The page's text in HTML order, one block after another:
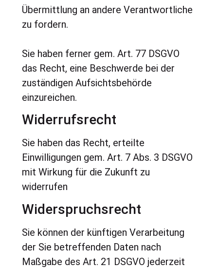
Übermittlung an andere Verantwortliche
zu fordern.
Sie haben ferner gem. Art. 77 DSGVO
das Recht, eine Beschwerde bei der
zuständigen Aufsichtsbehörde
einzureichen.
Widerrufsrecht
Sie haben das Recht, erteilte
Einwilligungen gem. Art. 7 Abs. 3 DSGVO
mit Wirkung für die Zukunft zu
widerrufen
Widerspruchsrecht
Sie können der künftigen Verarbeitung
der Sie betreffenden Daten nach
Maßgabe des Art. 21 DSGVO jederzeit